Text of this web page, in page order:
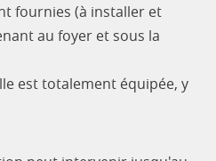
fournies (à installer et
au foyer et sous la
est totalement équipée, y